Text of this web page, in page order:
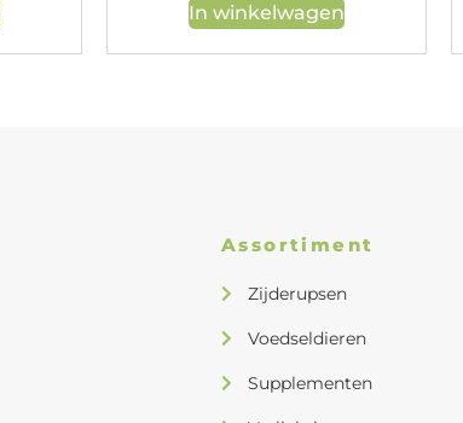
In winkelwagen
Assortiment
Zijderupsen
Voedseldieren
Supplementen